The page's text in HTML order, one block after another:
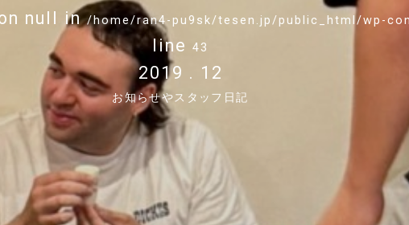
null in/home/ran4-pu9sk/tesen.jp/public_html/wp-
line 43
2019 . 12
お知らせやスタッフ日記